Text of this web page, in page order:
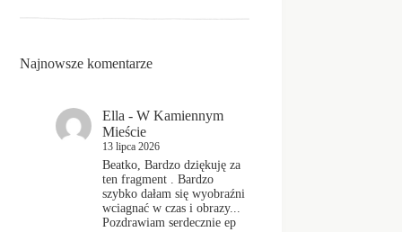
Najnowsze komentarze
Ella -W Kamiennym
Mieście
13 lipca 2026
Beatko, Bardzo dziękuję za
ten fragment . Bardzo
szybko dałam się wyobraźni
wciagnać w czas i obrazy...
Pozdrawiam serdecznie ep